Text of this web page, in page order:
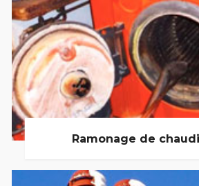
Ramonage de